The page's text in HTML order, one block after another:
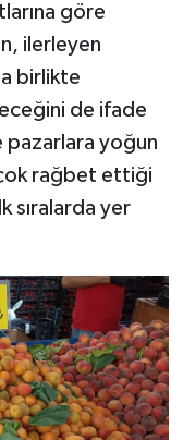
göre
ilerleyen
birlikte
de ifade
yoğun
rağbet ettiği
sıralarda yer